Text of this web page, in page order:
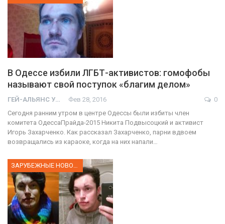
В Одессе избили ЛГБТ-активистов: гомофобы
называют свой поступок «благим делом»
ГЕЙ-АЛЬЯНС УКРАИНА Фев 28, 2016
0
Сегодня ранним утром в центре Одессы были избиты член
комитета ОдессаПрайда-2015 Никита Подвысоцкий и активист
Игорь Захарченко. Как рассказал Захарченко, парни вдвоем
возвращались из караоке, когда на них напали…
ЗАРУБЕЖНЫЕ НОВОСТИ